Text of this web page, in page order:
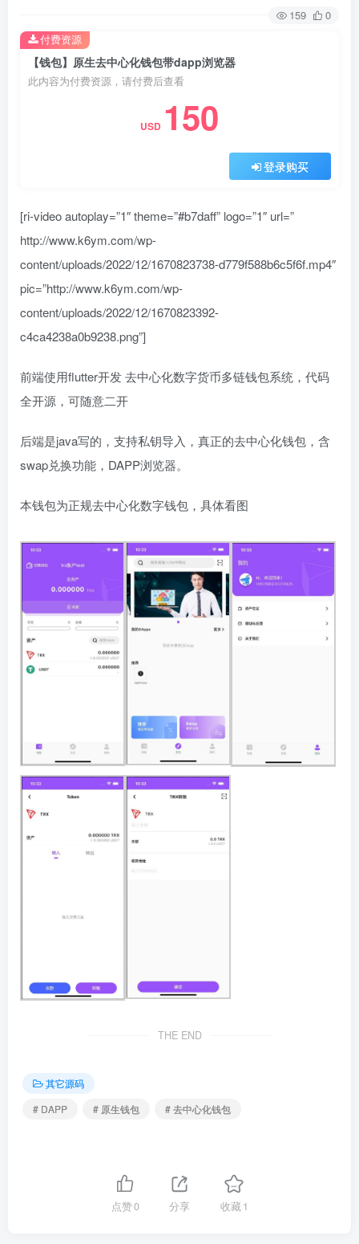
159 0
【钱包】原生去中心化钱包带dapp浏览器
此内容为付费资源，请付费后查看
USD 150
登录购买
付费资源
[ri-video autoplay=”1″ theme=”#b7daff” logo=”1″ url=”
http://www.k6ym.com/wp-
content/uploads/2022/12/1670823738-d779f588b6c5f6f.mp4″
pic=”http://www.k6ym.com/wp-
content/uploads/2022/12/1670823392-
c4ca4238a0b9238.png”]
前端使用flutter开发 去中心化数字货币多链钱包系统，代码
全开源，可随意二开
后端是java写的，支持私钥导入，真正的去中心化钱包，含
swap兑换功能，DAPP浏览器。
本钱包为正规去中心化数字钱包，具体看图
THE END
其它源码
# DAPP
# 原生钱包 # 去中心化钱包
点赞0 分享 收藏1